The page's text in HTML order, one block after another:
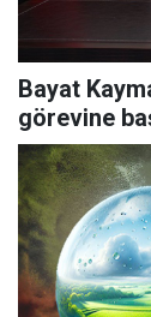
Bayat
görevine